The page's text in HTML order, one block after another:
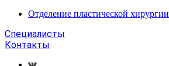
Отделение пластической хирургии
Специалисты
Контакты